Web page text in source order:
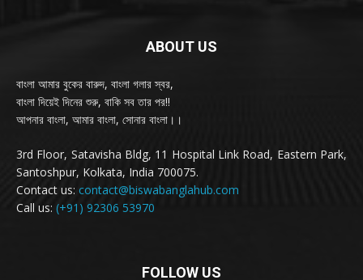
ABOUT US
বাংলা আমার বুকের বারুদ, বাংলা গলার স্বর,
বাংলা দিয়েই দিনের শুরু, বাকি সব তার পর!!
আপনার বাংলা, আমার বাংলা, সোনার বাংলা।।
3rd Floor, Satavisha Bldg, 11 Hospital Link Road, Eastern Park,
Santoshpur, Kolkata, India 700075.
Contact us: contact@biswabanglahub.com
Call us: (+91) 92306 53970
FOLLOW US